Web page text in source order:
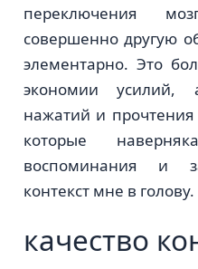
переключения
совершенно другую
элементарно. Это
экономии усилий,
нажатий и
которые
воспоминания и
контекст мне в голову.
качество